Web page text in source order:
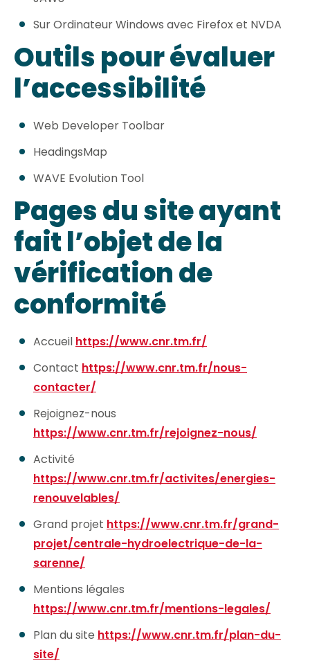
Sur Ordinateur Windows avec Firefox et NVDA
Outils pour évaluer
l’accessibilité
Web Developer Toolbar
HeadingsMap
WAVE Evolution Tool
Pages du site ayant
fait l’objet de la
vérification de
conformité
Accueil https://www.cnr.tm.fr/
Contact https://www.cnr.tm.fr/nous-
contacter/
Rejoignez-nous
https://www.cnr.tm.fr/rejoignez-nous/
Activité
https://www.cnr.tm.fr/activites/energies-
renouvelables/
Grand projet https://www.cnr.tm.fr/grand-
projet/centrale-hydroelectrique-de-la-
sarenne/
Mentions légales
https://www.cnr.tm.fr/mentions-legales/
Plan du site https://www.cnr.tm.fr/plan-du-
site/